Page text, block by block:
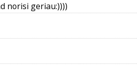
norisi geriau:))))